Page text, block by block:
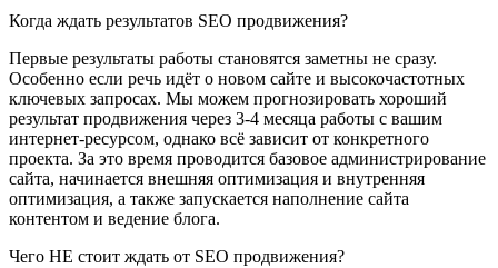
Когда ждать результатов SEO продвижения?
Первые результаты работы становятся заметны не сразу.
Особенно если речь идёт о новом сайте и высокочастотных
ключевых запросах. Мы можем прогнозировать хороший
результат продвижения через 3-4 месяца работы с вашим
интернет-ресурсом, однако всё зависит от конкретного
проекта. За это время проводится базовое администрирование
сайта, начинается внешняя оптимизация и внутренняя
оптимизация, а также запускается наполнение сайта
контентом и ведение блога.
Чего НЕ стоит ждать от SEO продвижения?